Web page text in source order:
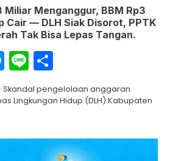
Miliar Menganggur, BBM Rp3
Cair — DLH Siak Disorot, PPTK
Tak Bisa Lepas Tangan.
Messenger
Line
Skandal pengelolaan anggaran
Lingkungan Hidup (DLH) Kabupaten